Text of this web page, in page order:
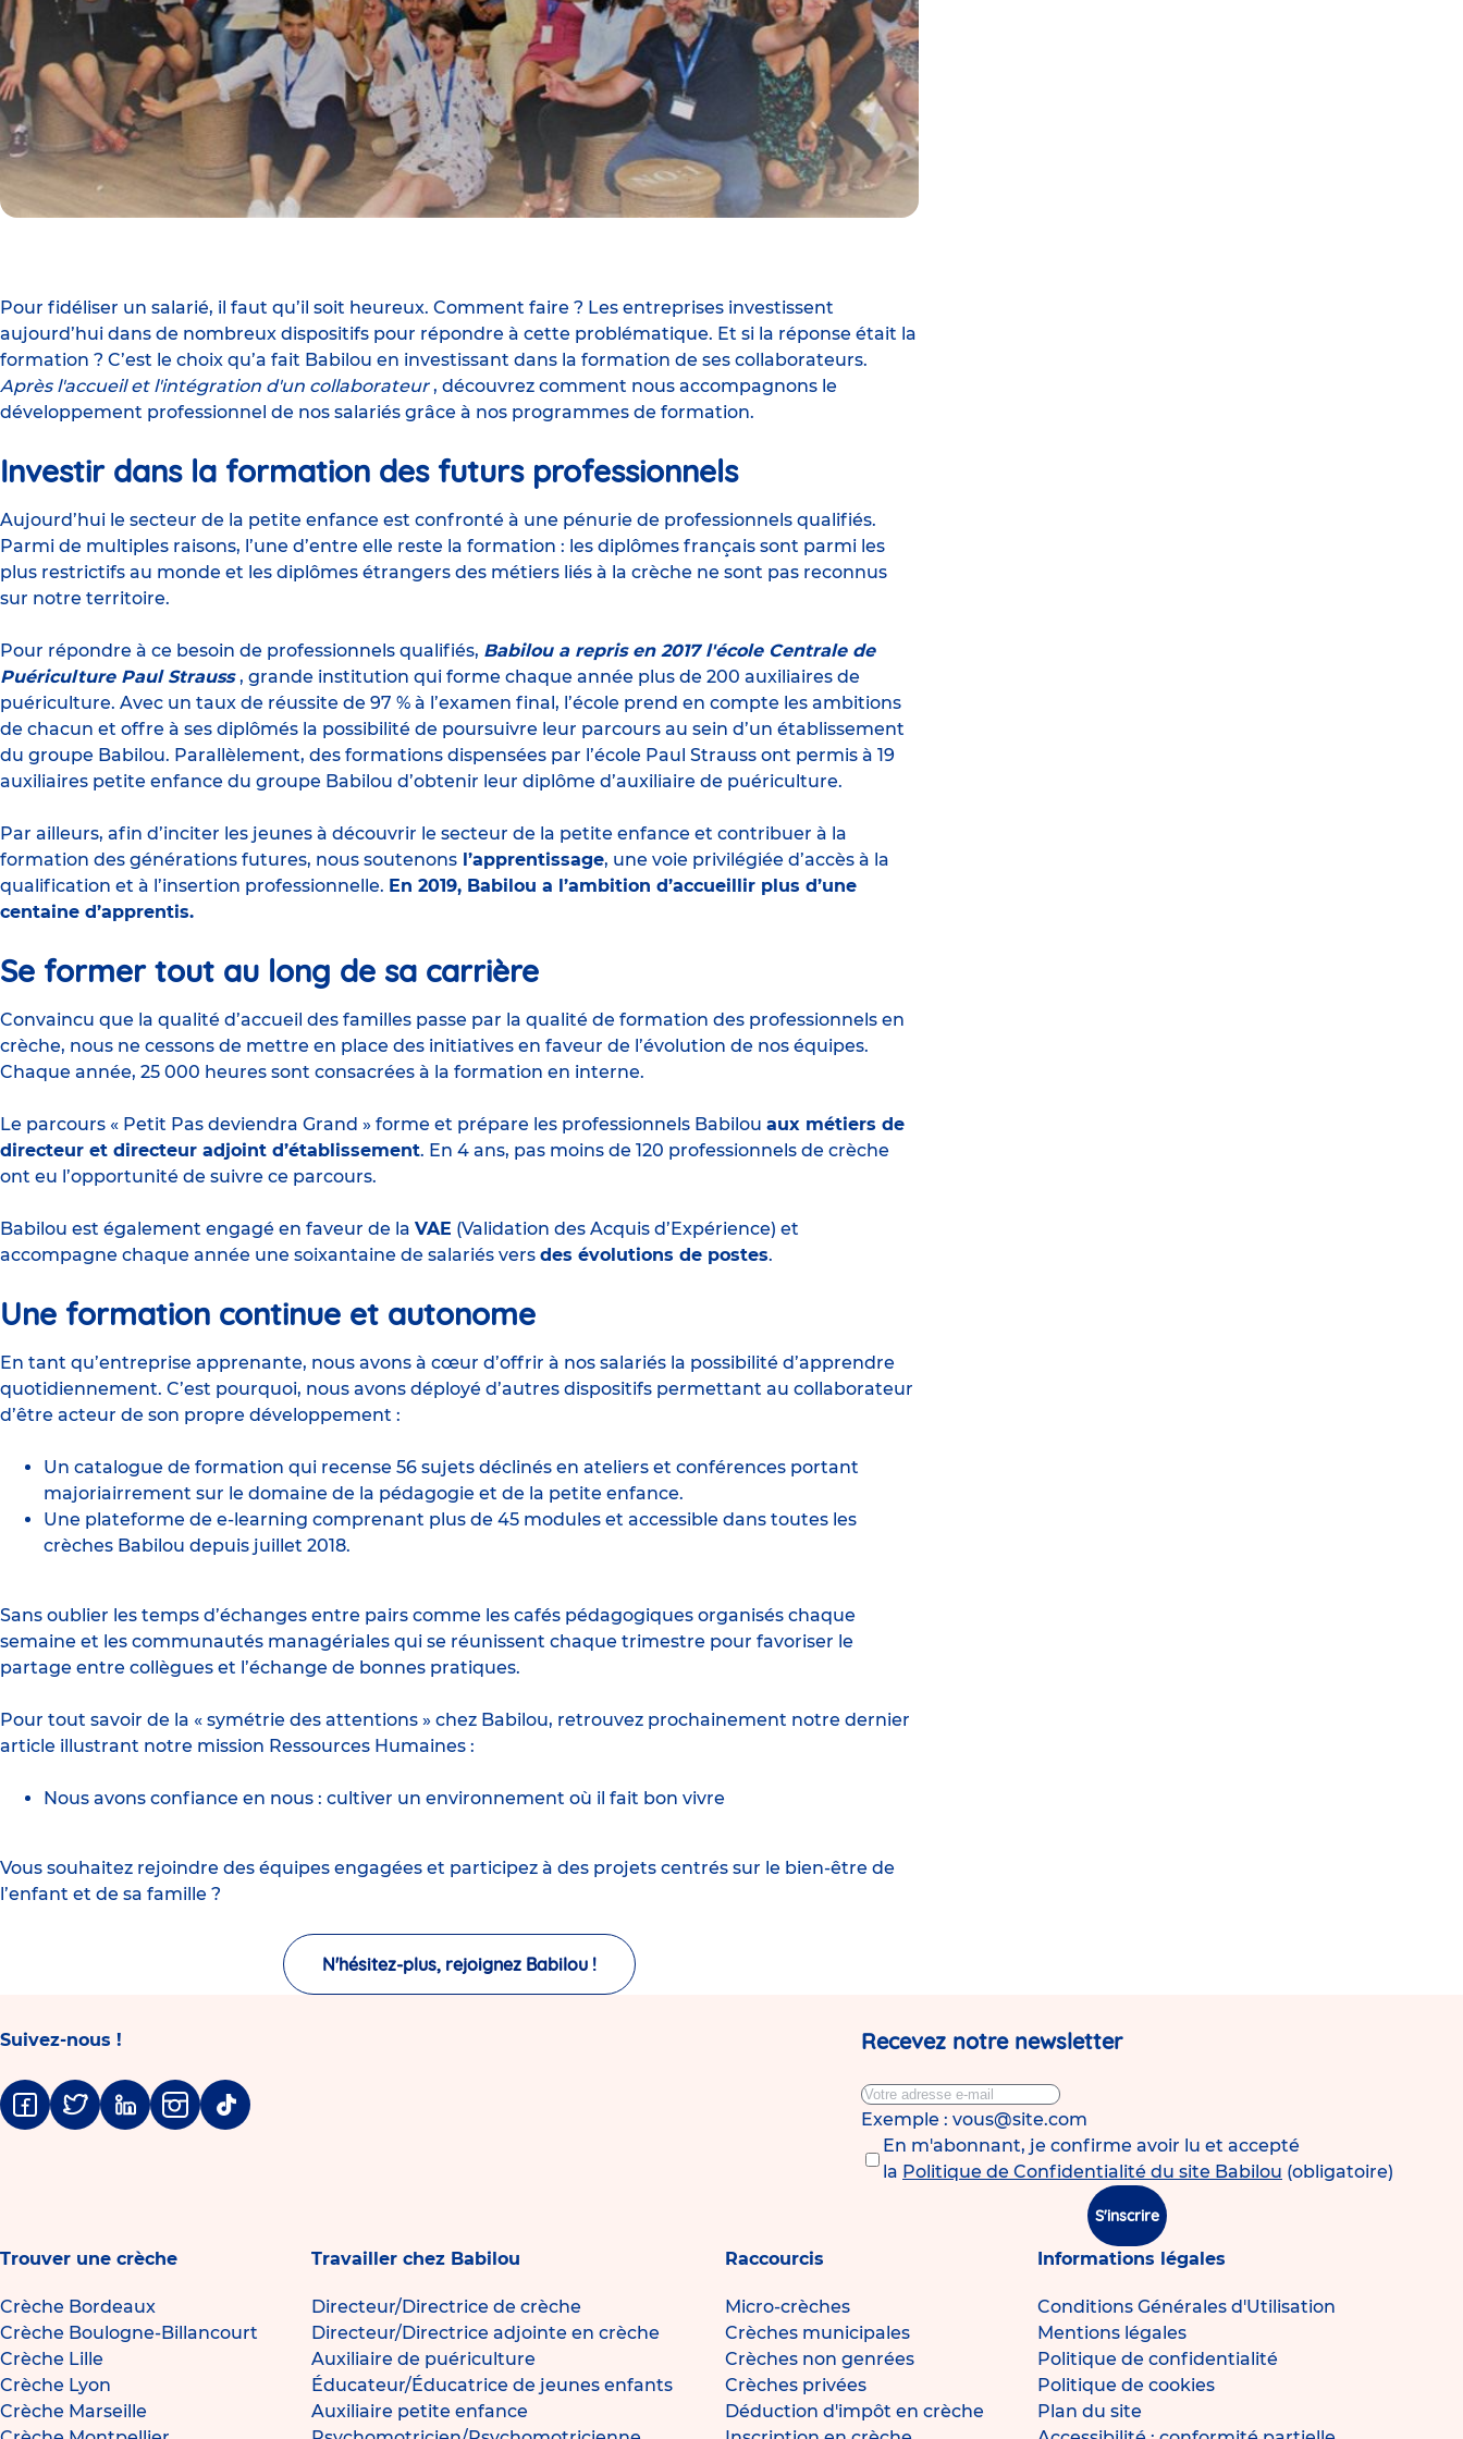
Pour fidéliser un salarié, il faut qu’il soit heureux. Comment faire ? Les entreprises investissent
aujourd’hui dans de nombreux dispositifs pour répondre à cette problématique. Et si la réponse était la
formation ? C’est le choix qu’a fait Babilou en investissant dans la formation de ses collaborateurs.
Après l'accueil et l'intégration d'un collaborateur , découvrez comment nous accompagnons le
développement professionnel de nos salariés grâce à nos programmes de formation.
Investir dans la formation des futurs professionnels
Aujourd’hui le secteur de la petite enfance est confronté à une pénurie de professionnels qualifiés.
Parmi de multiples raisons, l’une d’entre elle reste la formation : les diplômes français sont parmi les
plus restrictifs au monde et les diplômes étrangers des métiers liés à la crèche ne sont pas reconnus
sur notre territoire.
Pour répondre à ce besoin de professionnels qualifiés, Babilou a repris en 2017 l'école Centrale de
Puériculture Paul Strauss, grande institution qui forme chaque année plus de 200 auxiliaires de
puériculture. Avec un taux de réussite de 97 % à l’examen final, l’école prend en compte les ambitions
de chacun et offre à ses diplômés la possibilité de poursuivre leur parcours au sein d’un établissement
du groupe Babilou. Parallèlement, des formations dispensées par l’école Paul Strauss ont permis à 19
auxiliaires petite enfance du groupe Babilou d’obtenir leur diplôme d’auxiliaire de puériculture.
Par ailleurs, afin d’inciter les jeunes à découvrir le secteur de la petite enfance et contribuer à la
formation des générations futures, nous soutenons l’apprentissage, une voie privilégiée d’accès à la
qualification et à l’insertion professionnelle. En 2019, Babilou a l’ambition d’accueillir plus d’une
centaine d’apprentis.
Se former tout au long de sa carrière
Convaincu que la qualité d’accueil des familles passe par la qualité de formation des professionnels en
crèche, nous ne cessons de mettre en place des initiatives en faveur de l’évolution de nos équipes.
Chaque année, 25 000 heures sont consacrées à la formation en interne.
Le parcours « Petit Pas deviendra Grand » forme et prépare les professionnels Babilou aux métiers de
directeur et directeur adjoint d’établissement. En 4 ans, pas moins de 120 professionnels de crèche
ont eu l’opportunité de suivre ce parcours.
Babilou est également engagé en faveur de la VAE (Validation des Acquis d’Expérience) et
accompagne chaque année une soixantaine de salariés vers des évolutions de postes.
Une formation continue et autonome
En tant qu’entreprise apprenante, nous avons à cœur d’offrir à nos salariés la possibilité d’apprendre
quotidiennement. C’est pourquoi, nous avons déployé d’autres dispositifs permettant au collaborateur
d’être acteur de son propre développement :
Un catalogue de formation qui recense 56 sujets déclinés en ateliers et conférences portant
majoriairrement sur le domaine de la pédagogie et de la petite enfance.
Une plateforme de e-learning comprenant plus de 45 modules et accessible dans toutes les
crèches Babilou depuis juillet 2018.
Sans oublier les temps d’échanges entre pairs comme les cafés pédagogiques organisés chaque
semaine et les communautés managériales qui se réunissent chaque trimestre pour favoriser le
partage entre collègues et l’échange de bonnes pratiques.
Pour tout savoir de la « symétrie des attentions » chez Babilou, retrouvez prochainement notre dernier
article illustrant notre mission Ressources Humaines :
Nous avons confiance en nous : cultiver un environnement où il fait bon vivre
Vous souhaitez rejoindre des équipes engagées et participez à des projets centrés sur le bien-être de
l’enfant et de sa famille ?
N'hésitez-plus, rejoignez Babilou !
Suivez-nous !
Facebook
TwitterLinkedinInstagram
Tiktok
Recevez notre newsletter
Exemple : vous@site.com
En m'abonnant, je confirme avoir lu et accepté
la Politique de Confidentialité du site Babilou (obligatoire)
S'inscrire
Trouver une crèche
Crèche Bordeaux
Crèche Boulogne-Billancourt
Crèche Lille
Crèche Lyon
Crèche Marseille
Travailler chez Babilou
Directeur/Directrice de crèche
Directeur/Directrice adjointe en crèche
Auxiliaire de puériculture
Éducateur/Éducatrice de jeunes enfants
Auxiliaire petite enfance
Raccourcis
Micro-crèches
Crèches municipales
Crèches non genrées
Crèches privées
Déduction d'impôt en crèche
Informations légales
Conditions Générales d'Utilisation
Mentions légales
Politique de confidentialité
Politique de cookies
Plan du site